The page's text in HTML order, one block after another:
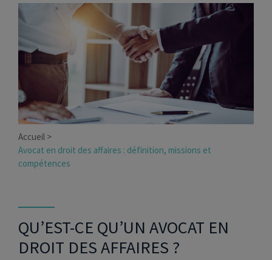
Accueil
Avocat en droit des affaires : définition, missions et
compétences
QU’EST-CE QU’UN AVOCAT EN
DROIT DES AFFAIRES ?